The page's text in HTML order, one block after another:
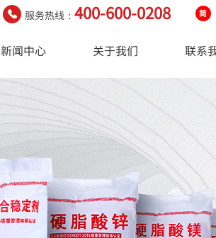
新闻中心 关于我们 联系
服务热线： 400-600-0208